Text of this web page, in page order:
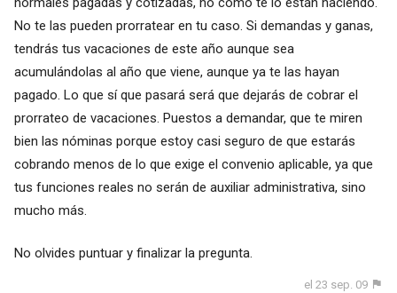
No te las pueden prorratear en tu caso. Si demandas y ganas,
tendrás tus vacaciones de este año aunque sea
acumulándolas al año que viene, aunque ya te las hayan
pagado. Lo que sí que pasará será que dejarás de cobrar el
prorrateo de vacaciones. Puestos a demandar, que te miren
bien las nóminas porque estoy casi seguro de que estarás
cobrando menos de lo que exige el convenio aplicable, ya que
tus funciones reales no serán de auxiliar administrativa, sino
mucho más.
No olvides puntuar y finalizar la pregunta.
el 23 sep. 09